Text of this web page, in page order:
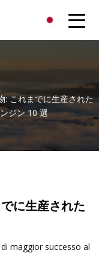
: これまでに生産された
ジン 10 選
に生産された
maggior successo al